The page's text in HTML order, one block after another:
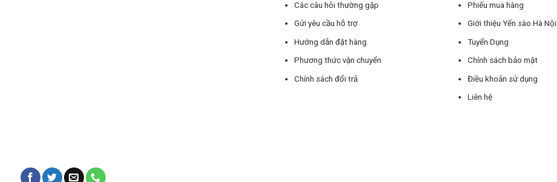
Các câu hỏi thường gặp
Gửi yêu cầu hỗ trợ
Hướng dẫn đặt hàng
Phương thức vận chuyển
Chính sách đổi trả
Phiếu mua hàng
Giới thiệu Yến sào Hà Nội
Tuyển Dụng
Chính sách bảo mật
Điều khoản sử dụng
Liên hệ